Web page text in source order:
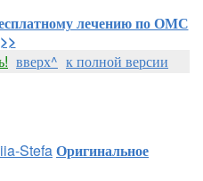
лечению по ОМС
вверх^ к полной версии
StefaОригинальное